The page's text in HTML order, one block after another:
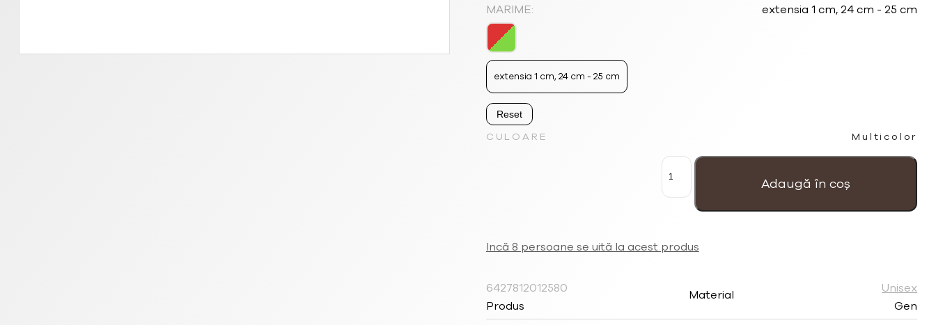
CULOARE Multicolor
MARIME:
extensia 1 cm, 24 cm - 25 cm
extensia 1 cm, 24 cm - 25 cm
Reset
Cantitate
Brățară
unisex
elastică
'Precious'
multicoloră
și
Adaugă în coș
Incă 8 persoane se uită la acest produs
6427812012580
Produs
Material
Unisex
Gen